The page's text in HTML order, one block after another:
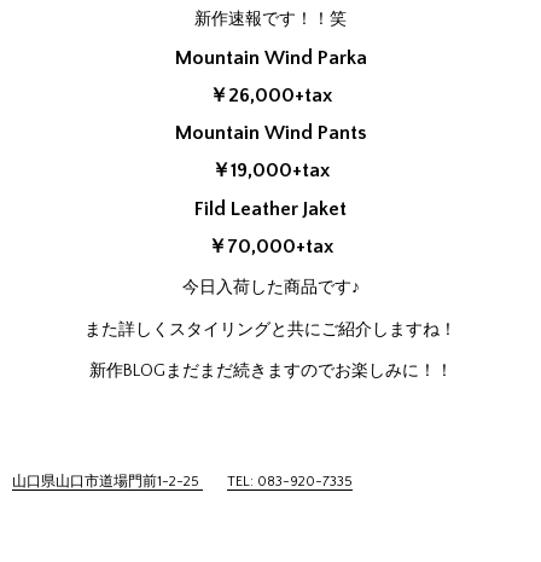
新作速報です！！笑
Mountain Wind Parka
￥26,000+tax
Mountain Wind Pants
￥19,000+tax
Fild Leather Jaket
￥70,000+tax
今日入荷した商品です♪
また詳しくスタイリングと共にご紹介しますね！
新作BLOGまだまだ続きますのでお楽しみに！！
山口県山口市道場門前1-2-25 TEL: 083-920-7335